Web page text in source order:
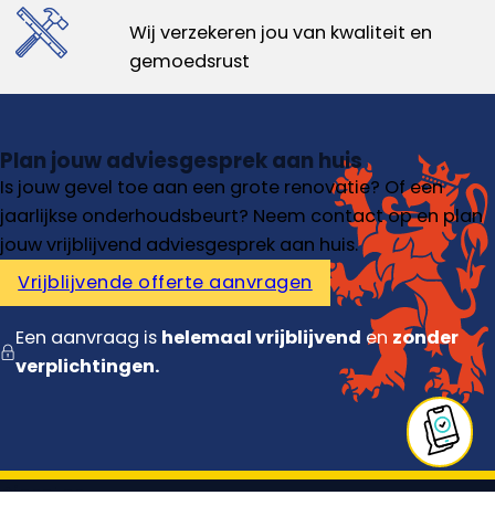
Wij verzekeren jou van kwaliteit en
gemoedsrust
Plan jouw adviesgesprek aan huis
Is jouw gevel toe aan een grote renovatie? Of een
jaarlijkse onderhoudsbeurt? Neem contact op en plan
jouw vrijblijvend adviesgesprek aan huis.
Vrijblijvende offerte aanvragen
Een aanvraag is helemaal vrijblijvend en zonder
verplichtingen.
Diensten